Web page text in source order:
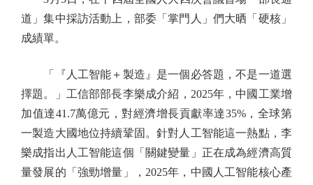
道」集中採訪活動上，部委「掌門人」們大晒「硬核」
成績單。
「『人工智能＋製造』是一個必答題，不是一道選
擇題。」工信部部長李樂成介紹，2025年，中國工業增
加值達41.7萬億元，對經濟增長貢獻率達35%，全球第
一製造大國地位持續鞏固。針對人工智能這一熱點，李
樂成指出人工智能這個「關鍵變量」正在成為經濟高質
量發展的「強勁增量」，2025年，中國人工智能核心產